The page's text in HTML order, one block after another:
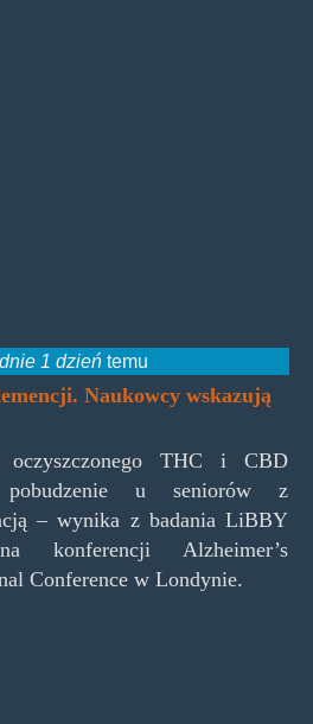
1 dzieńtemu
Naukowcy wskazują
oczyszczonego THC i CBD
pobudzenie u seniorów z
– wynika z badania LiBBY
na konferencji Alzheimer’s
Conference w Londynie.